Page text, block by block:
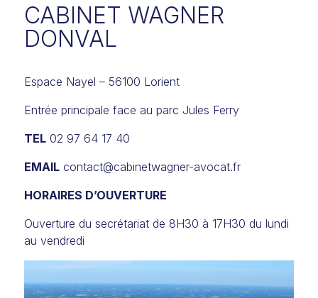
CABINET WAGNER
DONVAL
Espace Nayel – 56100 Lorient
Entrée principale face au parc Jules Ferry
TEL02 97 64 17 40
EMAIL contact@cabinetwagner-avocat.fr
HORAIRES D’OUVERTURE
Ouverture du secrétariat de 8H30 à 17H30 du lundi
au vendredi